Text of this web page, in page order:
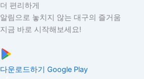
더 편리하게
알림으로 놓치지 않는 대구의 즐거움
지금 바로 시작해보세요!
다운로드하기 Google Play